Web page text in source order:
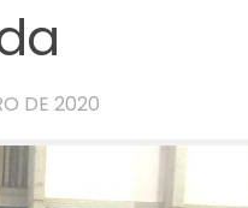
DE 2020